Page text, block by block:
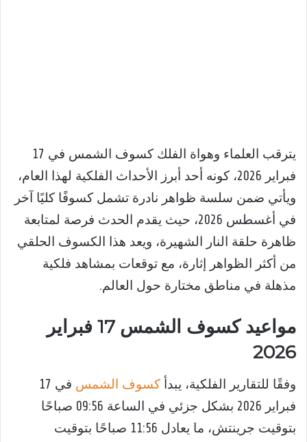
يترقب العلماء وهواة الفلك كسوف الشمس في 17
فبراير 2026، كونه أحد أبرز الأحداث الفلكية لهذا العام،
ويأتي ضمن سلسة ظواهر نادرة تشمل كسوفًا كليًا آخر
في أغسطس 2026، حيث يقدم الحدث فرصة لمتابعة
ظاهرة حلقة النار الشهيرة، ويعد هذا الكسوف الحلقي
من أكثر الظواهر إثارة، مع توقعات بمشاهد فلكية
مذهلة في مناطق مختارة حول العالم.
مواعيد كسوف الشمس 17 فبراير
2026
وفقًا للتقارير الفلكية، يبدأ كسوف الشمس
في 17
فبراير 2026 بشكل جزئي في الساعة 09:56 صباحًا
بتوقيت جرينتش، ما يعادل 11:56 صباحًا بتوقيت